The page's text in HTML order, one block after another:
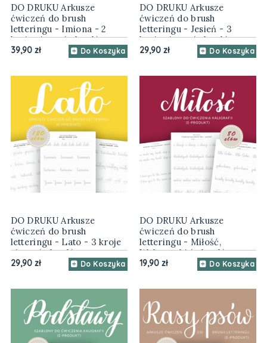
DO DRUKU Arkusze
ćwiczeń do brush
letteringu - Imiona - 2
kroje pisma (e-book)
39,90 zł Do Koszyka
DO DRUKU Arkusze
ćwiczeń do brush
letteringu - Jesień - 3
kroje pisma (e-book)
29,90 zł Do Koszyka
DO DRUKU Arkusze
ćwiczeń do brush
letteringu - Lato - 3 kroje
pisma (e-book)
29,90 zł Do Koszyka
DO DRUKU Arkusze
ćwiczeń do brush
letteringu - Miłość,
Walentynki (e-book)
19,90 zł Do Koszyka